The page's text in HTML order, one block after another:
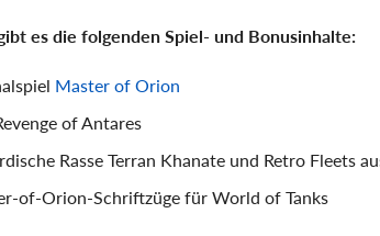
es die folgenden Spiel- und Bonusinhalte:
Master of Orion
of Antares
Rasse Terran Khanate und Retro Fleets
of-Orion-Schriftzüge für World of Tanks